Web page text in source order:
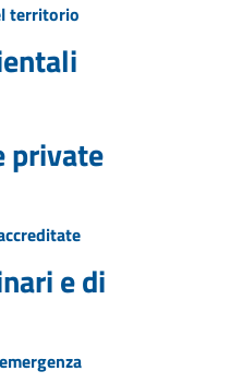
territorio
private
e di